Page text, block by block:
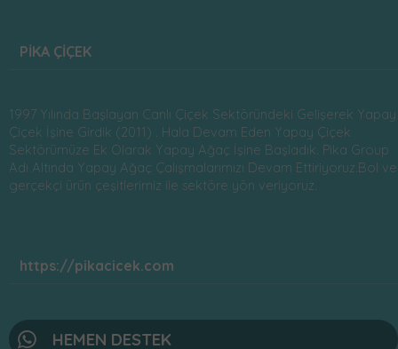
PİKA ÇİÇEK
1997 Yılında Başlayan Canlı Çiçek Sektöründeki Gelişerek Yapay
Çiçek İşine Girdik (2011) . Hala Devam Eden Yapay Çiçek
Sektörümüze Ek Olarak Yapay Ağaç İşine Başladık. Pika Group
Adı Altında Yapay Ağaç Çalışmalarımızı Devam Ettiriyoruz.Bol ve
gerçekçi ürün çeşitlerimiz ile sektöre yön veriyoruz.
https://pikacicek.com
HEMEN DESTEK